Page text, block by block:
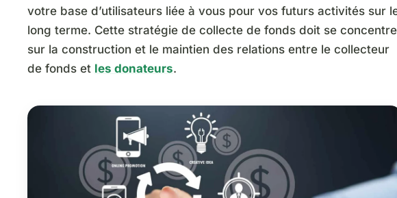
votre base d’utilisateurs liée à vous pour vos futurs activités sur
long terme. Cette stratégie de collecte de fonds doit se
sur la construction et le maintien des relations entre le collecteur
de fonds et les donateurs.